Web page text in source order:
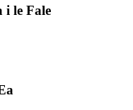
i le Fale